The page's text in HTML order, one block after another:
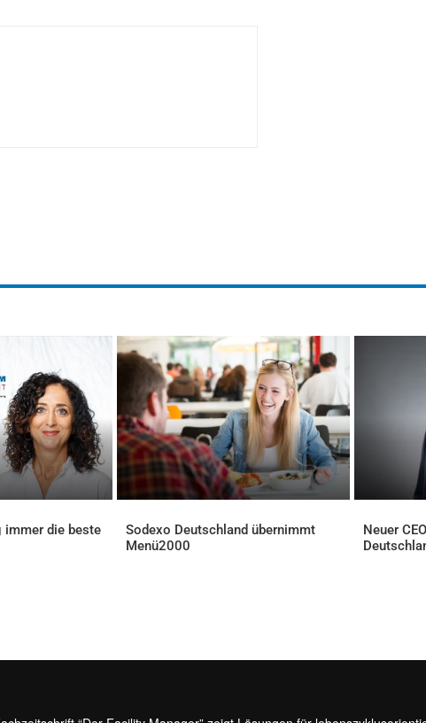
immer die beste
Sodexo Deutschland übernimmt
Menü2000
Neuer